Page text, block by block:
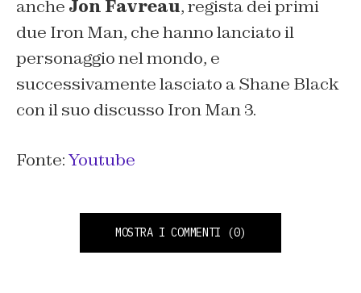
anche Jon Favreau, regista dei primi
due Iron Man, che hanno lanciato il
personaggio nel mondo, e
successivamente lasciato a Shane Black
con il suo discusso Iron Man 3.
Fonte:Youtube
MOSTRA I COMMENTI (0)